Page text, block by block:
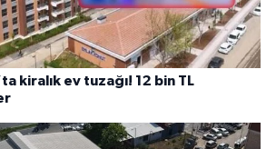
kiralık ev tuzağı! 12 bin TL